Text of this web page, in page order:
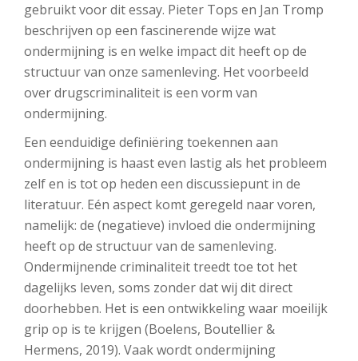
gebruikt voor dit essay. Pieter Tops en Jan Tromp
beschrijven op een fascinerende wijze wat
ondermijning is en welke impact dit heeft op de
structuur van onze samenleving. Het voorbeeld
over drugscriminaliteit is een vorm van
ondermijning.
Een eenduidige definiëring toekennen aan
ondermijning is haast even lastig als het probleem
zelf en is tot op heden een discussiepunt in de
literatuur. Eén aspect komt geregeld naar voren,
namelijk: de (negatieve) invloed die ondermijning
heeft op de structuur van de samenleving.
Ondermijnende criminaliteit treedt toe tot het
dagelijks leven, soms zonder dat wij dit direct
doorhebben. Het is een ontwikkeling waar moeilijk
grip op is te krijgen (Boelens, Boutellier &
Hermens, 2019). Vaak wordt ondermijning